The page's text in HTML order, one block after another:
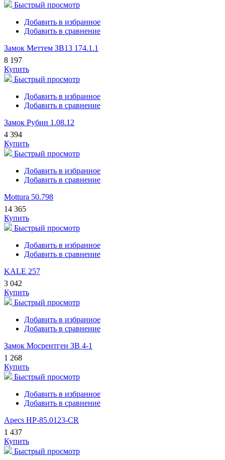
Быстрый просмотр
Добавить в избранное
Добавить в сравнение
Замок Меттем ЗВ13 174.1.1
8 197
Купить
Быстрый просмотр
Добавить в избранное
Добавить в сравнение
Замок Рубин 1.08.12
4 394
Купить
Быстрый просмотр
Добавить в избранное
Добавить в сравнение
Mottura 50.798
14 365
Купить
Быстрый просмотр
Добавить в избранное
Добавить в сравнение
KALE 257
3 042
Купить
Быстрый просмотр
Добавить в избранное
Добавить в сравнение
Замок Мосрентген ЗВ 4-1
1 268
Купить
Быстрый просмотр
Добавить в избранное
Добавить в сравнение
Apecs HP-85.0123-CR
1 437
Купить
Быстрый просмотр